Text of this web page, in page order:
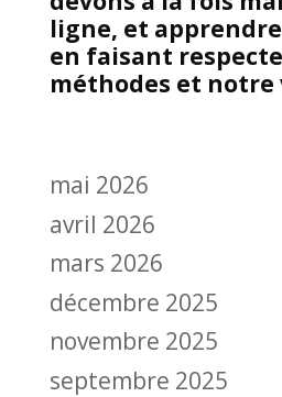
ligne, et
en faisant
méthodes et notre
mai 2026
avril 2026
mars 2026
décembre 2025
novembre 2025
septembre 2025